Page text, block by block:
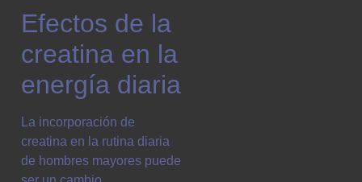
Efectos de la
creatina en la
energía diaria
La incorporación de
creatina en la rutina diaria
de hombres mayores puede